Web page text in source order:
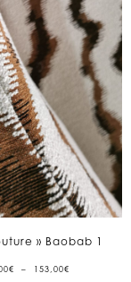
» Baobab 1
€ – 153,00€PLAGE
DE